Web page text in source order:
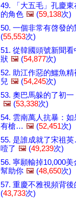
49. 「大五毛」孔慶東
的角色 🖼️ (59,138次)
50. 一個非常有啓發的
(55,553次)
51. 從韓國頭號新聞看
狀 🖼️ (54,877次)
52. 助江作惡的鱷魚精
兒 🖼️ (54,245次)
53. 奧巴馬躲的了初一
🖼️ (53,338次)
54. 雲南萬人抗暴：如
有槍… 🖼️ (52,451次)
55. 是誰成就了宋祖
噎了 🖼️ (49,239次)
56. 寧願輸掉10,000
幫助你 🖼️ (48,650次)
57. 重慶不雅視頻背
(43,733次)